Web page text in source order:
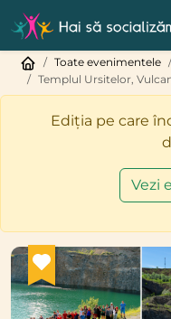
Toate evenimentele
Templul Ursitelor,
Ediția pe care
Vezi